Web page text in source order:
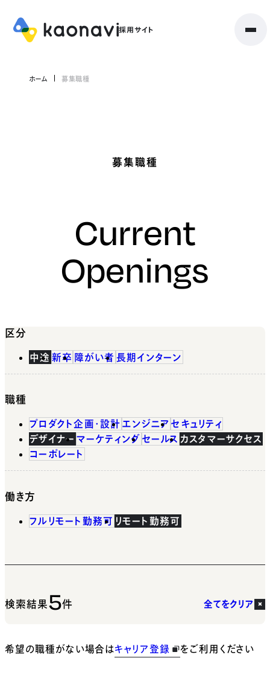
ホーム 募集職種
募集職種
Current
Openings
区分
中途 新卒 障がい者 長期インターン
職種
プロダクト企画・設計 エンジニア セキュリティ
デザイナー マーケティング セールス カスタマーサクセス
コーポレート
働き方
フルリモート勤務可 リモート勤務可
検索結果5件 全てをクリア
希望の職種がない場合はキャリア登録 をご利用ください